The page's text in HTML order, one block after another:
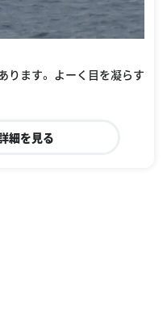
ります。 よーく目を凝らす
細を見る